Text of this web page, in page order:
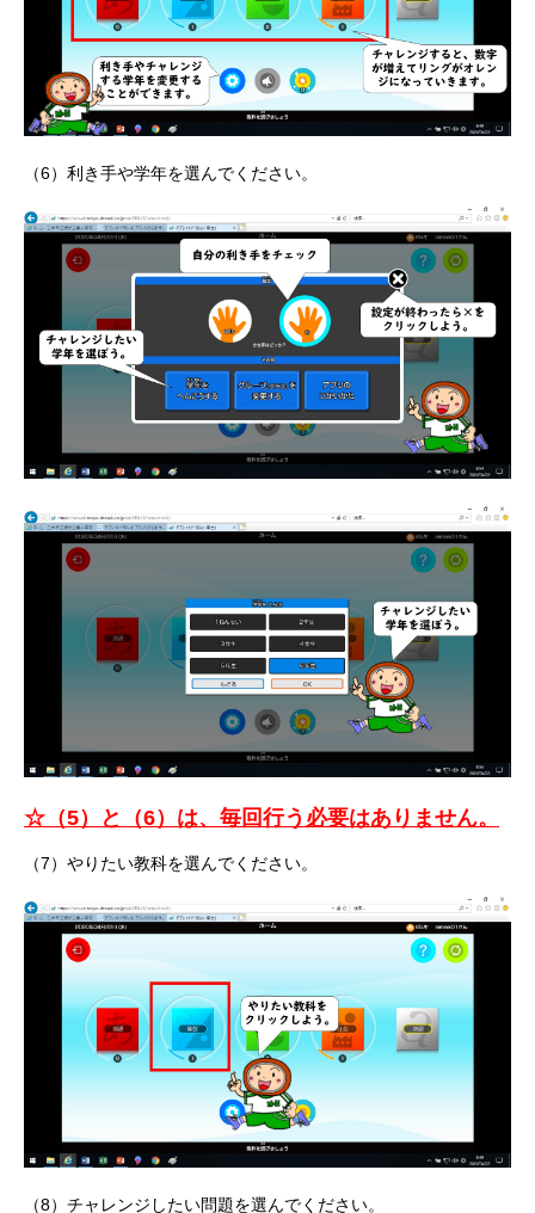
（6）利き手や学年を選んでください。
☆（5）と（6）は、毎回行う必要はありません。
（7）やりたい教科を選んでください。
（8）チャレンジしたい問題を選んでください。